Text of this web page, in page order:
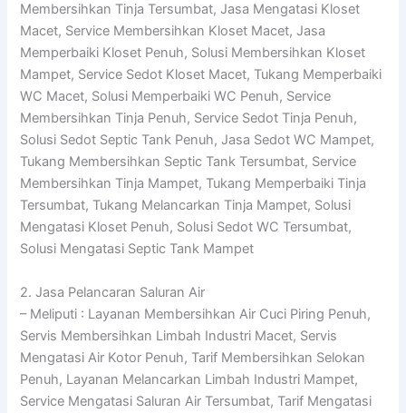
Membersihkan Tinja Tersumbat, Jasa Mengatasi Kloset
Macet, Service Membersihkan Kloset Macet, Jasa
Memperbaiki Kloset Penuh, Solusi Membersihkan Kloset
Mampet, Service Sedot Kloset Macet, Tukang Memperbaiki
WC Macet, Solusi Memperbaiki WC Penuh, Service
Membersihkan Tinja Penuh, Service Sedot Tinja Penuh,
Solusi Sedot Septic Tank Penuh, Jasa Sedot WC Mampet,
Tukang Membersihkan Septic Tank Tersumbat, Service
Membersihkan Tinja Mampet, Tukang Memperbaiki Tinja
Tersumbat, Tukang Melancarkan Tinja Mampet, Solusi
Mengatasi Kloset Penuh, Solusi Sedot WC Tersumbat,
Solusi Mengatasi Septic Tank Mampet
2. Jasa Pelancaran Saluran Air
– Meliputi : Layanan Membersihkan Air Cuci Piring Penuh,
Servis Membersihkan Limbah Industri Macet, Servis
Mengatasi Air Kotor Penuh, Tarif Membersihkan Selokan
Penuh, Layanan Melancarkan Limbah Industri Mampet,
Service Mengatasi Saluran Air Tersumbat, Tarif Mengatasi